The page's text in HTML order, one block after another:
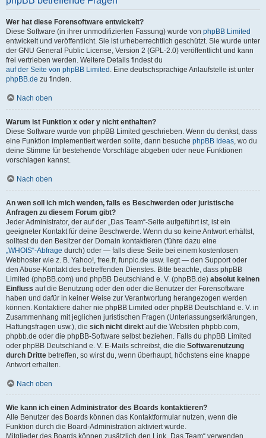
Wer hat diese Forensoftware entwickelt?
Diese Software (in ihrer unmodifizierten Fassung) wurde von phpBB Limited
entwickelt und veröffentlicht. Sie ist urheberrechtlich geschützt. Sie wurde unter
der GNU General Public License, Version 2 (GPL-2.0) veröffentlicht und kann
frei vertrieben werden. Weitere Details findest du
auf der Seite von phpBB Limited . Eine deutschsprachige Anlaufstelle ist unter
phpBB.de zu finden.
Nach oben
Warum ist Funktion x oder y nicht enthalten?
Diese Software wurde von phpBB Limited geschrieben. Wenn du denkst, dass
eine Funktion implementiert werden sollte, dann besuche phpBB Ideas, wo du
deine Stimme für bestehende Vorschläge abgeben oder neue Funktionen
vorschlagen kannst.
Nach oben
An wen soll ich mich wenden, falls es Beschwerden oder juristische
Anfragen zu diesem Forum gibt?
Jeder Administrator, der auf der „Das Team“-Seite aufgeführt ist, ist ein
geeigneter Kontakt für deine Beschwerde. Wenn du so keine Antwort erhältst,
solltest du den Besitzer der Domain kontaktieren (führe dazu eine
„WHOIS“-Abfrage durch) oder — falls diese Seite bei einem kostenlosen
Webhoster wie z. B. Yahoo!, free.fr, funpic.de usw. liegt — den Support oder
den Abuse-Kontakt des betreffenden Dienstes. Bitte beachte, dass phpBB
Limited (phpBB.com) und phpBB Deutschland e. V. (phpBB.de) absolut keinen
Einfluss auf die Benutzung oder den oder die Benutzer der Forensoftware
haben und dafür in keiner Weise zur Verantwortung herangezogen werden
können. Kontaktiere daher nie phpBB Limited oder phpBB Deutschland e. V. in
Zusammenhang mit jeglichen juristischen Fragen (Unterlassungserklärungen,
Haftungsfragen usw.), die sich nicht direkt auf die Websiten phpbb.com,
phpbb.de oder die phpBB-Software selbst beziehen. Falls du phpBB Limited
oder phpBB Deutschland e. V. E-Mails schreibst, die die Softwarenutzung
durch Dritte betreffen, so wirst du, wenn überhaupt, höchstens eine knappe
Antwort erhalten.
Nach oben
Wie kann ich einen Administrator des Boards kontaktieren?
Alle Benutzer des Boards können das Kontaktformular nutzen, wenn die
Funktion durch die Board-Administration aktiviert wurde.
Mitglieder des Boards können zusätzlich den Link „Das Team“ verwenden.